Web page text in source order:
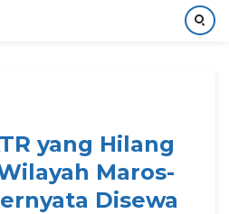
yang Hilang
Maros-
Disewa